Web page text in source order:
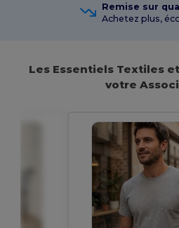
Remise sur
Achetez plus,
Les Essentiels Textiles
votre